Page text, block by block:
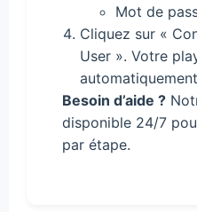
Mot de
Cliquez sur «
User ». Votre
Besoin d’aide ?
disponible 24/7
par étape.